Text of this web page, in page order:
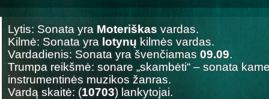
Lytis: Sonata yra Moteriškas vardas.
Kilmė: Sonata yra lotynų kilmės vardas.
Vardadienis: Sonata yra švenčiamas 09.09.
Trumpa reikšmė: sonare „skambėti“ – sonata
instrumentinės muzikos žanras.
Vardą skaitė: (10703) lankytojai.